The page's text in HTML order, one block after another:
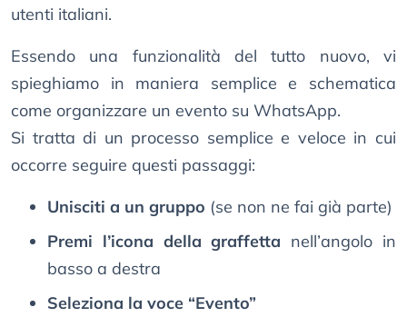
utenti italiani.
Essendo una funzionalità del tutto nuovo, vi
spieghiamo in maniera semplice e schematica
come organizzare un evento su WhatsApp.
Si tratta di un processo semplice e veloce in cui
occorre seguire questi passaggi:
Unisciti a un gruppo (se non ne fai già parte)
Premi l’icona della graffetta nell’angolo in
basso a destra
Seleziona la voce “Evento”